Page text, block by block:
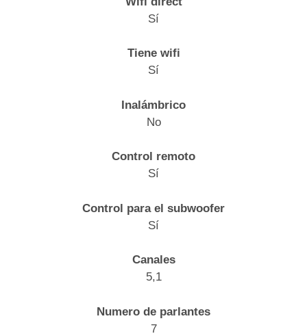
Sí
Tiene wifi
Sí
Inalámbrico
No
Control remoto
Sí
Control para el subwoofer
Sí
Canales
5,1
Numero de parlantes
7